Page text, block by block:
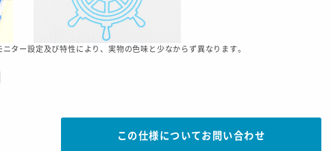
ター設定及び特性により、実物の色味と少なからず異なります。
この仕様についてお問い合わせ